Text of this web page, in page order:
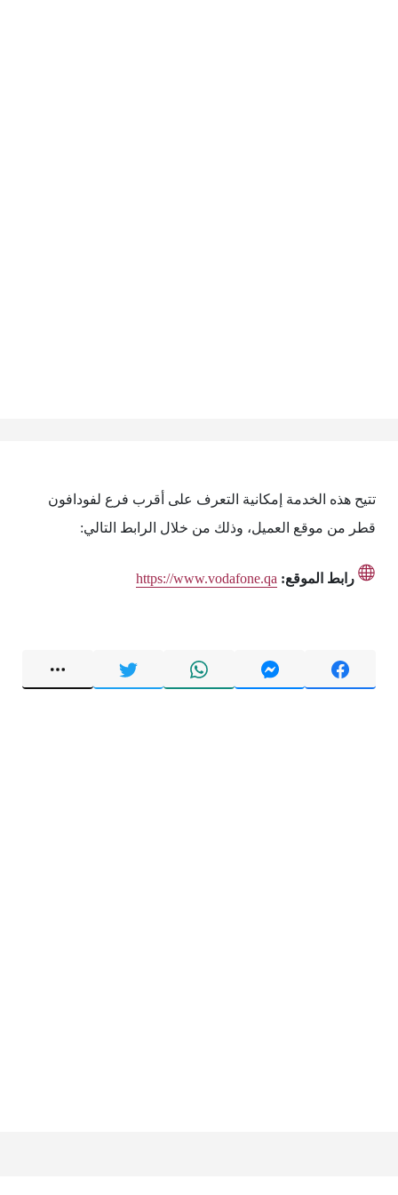
تتيح هذه الخدمة إمكانية التعرف على أقرب فرع لفودافون
قطر من موقع العميل، وذلك من خلال الرابط التالي:
رابط الموقع: https://www.vodafone.qa